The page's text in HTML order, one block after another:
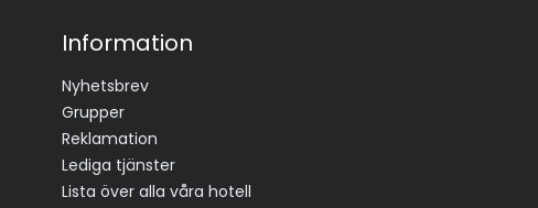
Information
Nyhetsbrev
Grupper
Reklamation
Lediga tjänster
Lista över alla våra hotell